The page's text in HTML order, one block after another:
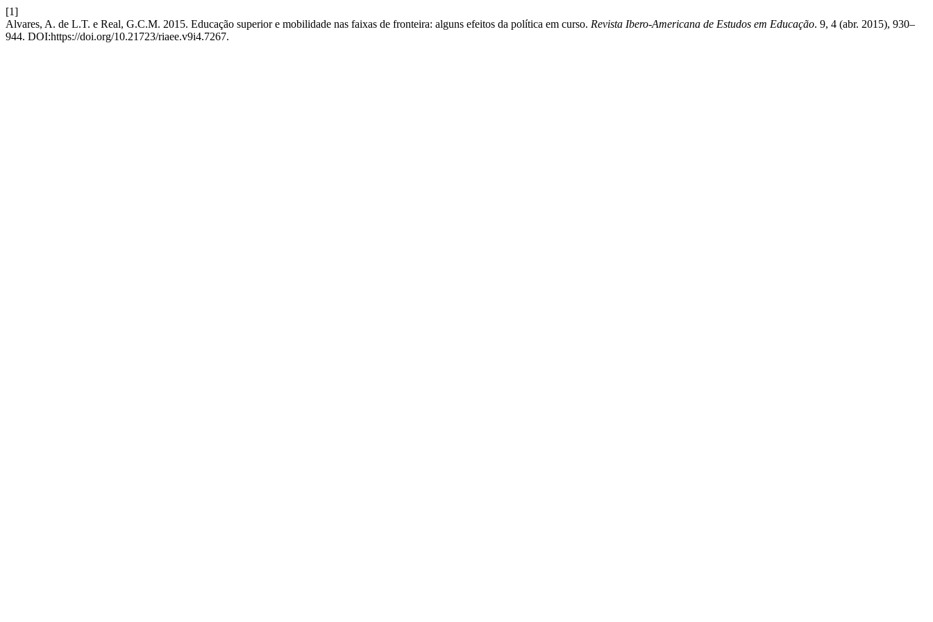
[1]
Alvares, A. de L.T. e Real, G.C.M. 2015. Educação superior e mobilidade nas faixas de fronteira: alguns efeitos da política em curso. Revista Ibero-Americana de Estudos em Educação. 9, 4 (abr. 2015), 930–
944. DOI:https://doi.org/10.21723/riaee.v9i4.7267.